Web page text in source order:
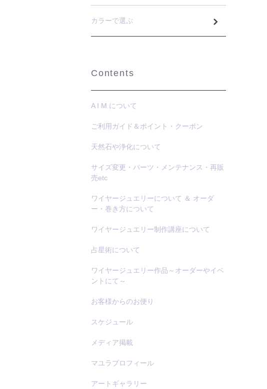
カラーで選ぶ
Contents
A I M について
ご利用ガイド＆ポイント・クーポン
天然石や浄化について
サイズ変更・パーツ・メンテナンス・再販
売etc
ワイヤージュエリーについて ＆ オーダ
ー・巻き方について
ワイヤージュエリー制作講座について
占星術について
ワイヤージュエリー作品～オーダーやイベ
ントにて～
お客様からのお便り
スケジュール
メディア掲載
マユラプロフィール
アートギャラリー